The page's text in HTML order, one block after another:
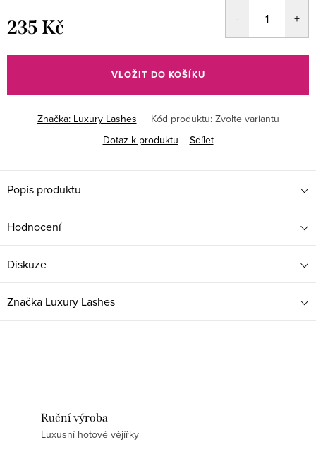
235 Kč
cena:
VLOŽIT DO KOŠÍKU
Značka: Luxury Lashes Kód produktu: Zvolte variantu
Dotaz k produktu
Sdílet
Popis produktu
Hodnocení
Diskuze
Značka Luxury Lashes
Ruční výroba
Luxusní hotové vějířky